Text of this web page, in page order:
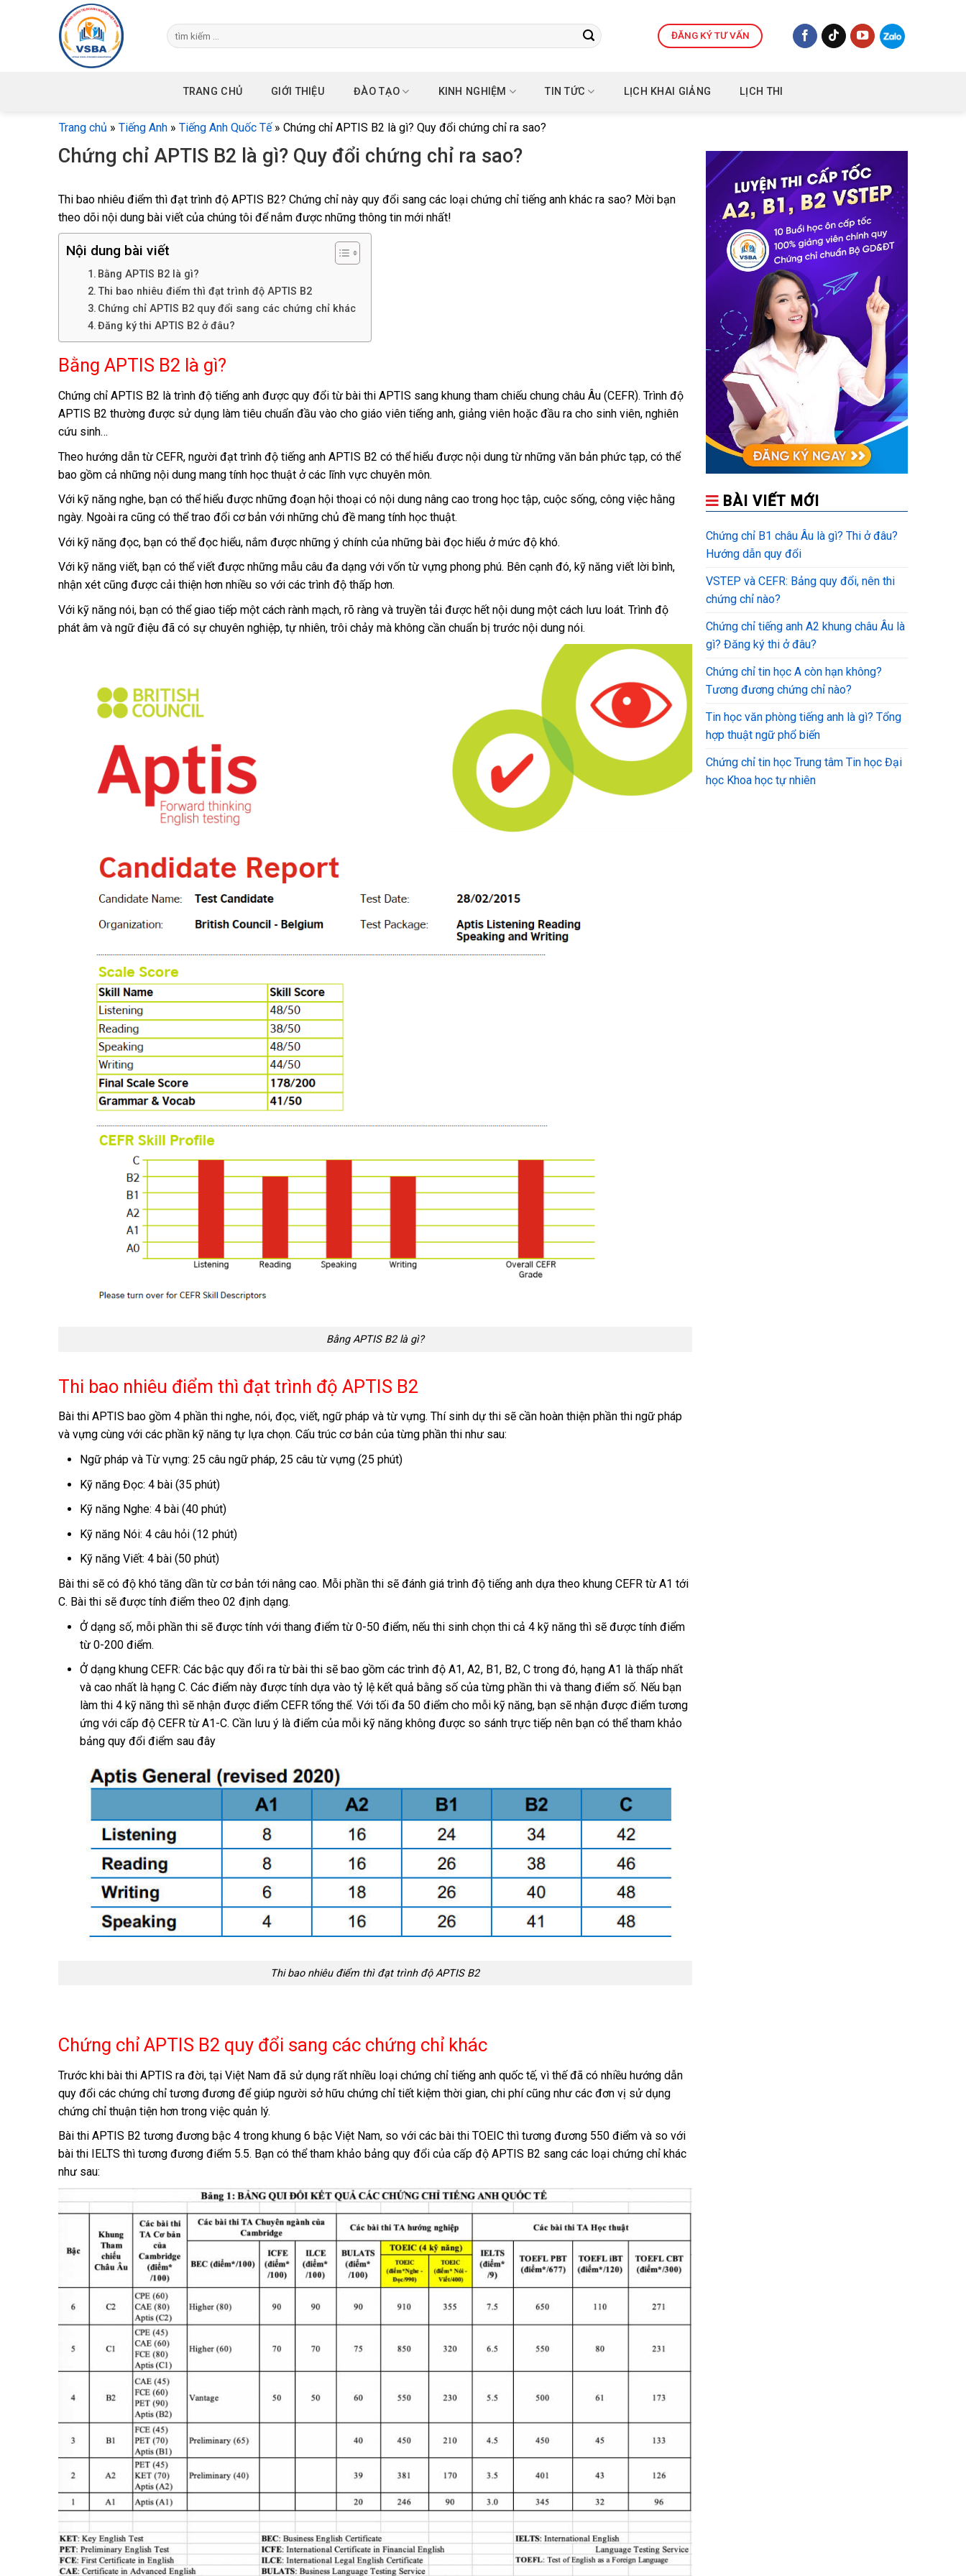
ĐĂNG KÝ TƯ VẤN
TRANG CHỦ GIỚI THIỆU ĐÀO TẠO KINH NGHIỆM TIN TỨC LỊCH KHAI GIẢNG LỊCH THI
Trang chủ » Tiếng Anh » Tiếng Anh Quốc Tế » Chứng chỉ APTIS B2 là gì? Quy đổi chứng chỉ ra sao?
Chứng chỉ APTIS B2 là gì? Quy đổi chứng chỉ ra sao?
Thi bao nhiêu điểm thì đạt trình độ APTIS B2? Chứng chỉ này quy đổi sang các loại chứng chỉ tiếng anh khác ra sao? Mời bạn
theo dõi nội dung bài viết của chúng tôi để nắm được những thông tin mới nhất!
Nội dung bài viết
Bằng APTIS B2 là gì?
Thi bao nhiêu điểm thì đạt trình độ APTIS B2
Chứng chỉ APTIS B2 quy đổi sang các chứng chỉ khác
Đăng ký thi APTIS B2 ở đâu?
Bằng APTIS B2 là gì?
Chứng chỉ APTIS B2 là trình độ tiếng anh được quy đổi từ bài thi APTIS sang khung tham chiếu chung châu Âu (CEFR). Trình độ
APTIS B2 thường được sử dụng làm tiêu chuẩn đầu vào cho giáo viên tiếng anh, giảng viên hoặc đầu ra cho sinh viên, nghiên
cứu sinh…
Theo hướng dẫn từ CEFR, người đạt trình độ tiếng anh APTIS B2 có thể hiểu được nội dung từ những văn bản phức tạp, có thể
bao gồm cả những nội dung mang tính học thuật ở các lĩnh vực chuyên môn.
Với kỹ năng nghe, bạn có thể hiểu được những đoạn hội thoại có nội dung nâng cao trong học tập, cuộc sống, công việc hằng
ngày. Ngoài ra cũng có thể trao đổi cơ bản với những chủ đề mang tính học thuật.
Với kỹ năng đọc, bạn có thể đọc hiểu, nắm được những ý chính của những bài đọc hiểu ở mức độ khó.
Với kỹ năng viết, bạn có thể viết được những mẫu câu đa dạng với vốn từ vựng phong phú. Bên cạnh đó, kỹ năng viết lời bình,
nhận xét cũng được cải thiện hơn nhiều so với các trình độ thấp hơn.
Với kỹ năng nói, bạn có thể giao tiếp một cách rành mạch, rõ ràng và truyền tải được hết nội dung một cách lưu loát. Trình độ
phát âm và ngữ điệu đã có sự chuyên nghiệp, tự nhiên, trôi chảy mà không cần chuẩn bị trước nội dung nói.
Bằng APTIS B2 là gì?
Thi bao nhiêu điểm thì đạt trình độ APTIS B2
Bài thi APTIS bao gồm 4 phần thi nghe, nói, đọc, viết, ngữ pháp và từ vựng. Thí sinh dự thi sẽ cần hoàn thiện phần thi ngữ pháp
và vựng cùng với các phần kỹ năng tự lựa chọn. Cấu trúc cơ bản của từng phần thi như sau:
Ngữ pháp và Từ vựng: 25 câu ngữ pháp, 25 câu từ vựng (25 phút)
Kỹ năng Đọc: 4 bài (35 phút)
Kỹ năng Nghe: 4 bài (40 phút)
Kỹ năng Nói: 4 câu hỏi (12 phút)
Kỹ năng Viết: 4 bài (50 phút)
Bài thi sẽ có độ khó tăng dần từ cơ bản tới nâng cao. Mỗi phần thi sẽ đánh giá trình độ tiếng anh dựa theo khung CEFR từ A1 tới
C. Bài thi sẽ được tính điểm theo 02 định dạng.
Ở dạng số, mỗi phần thi sẽ được tính với thang điểm từ 0-50 điểm, nếu thi sinh chọn thi cả 4 kỹ năng thì sẽ được tính điểm
từ 0-200 điểm.
Ở dạng khung CEFR: Các bậc quy đổi ra từ bài thi sẽ bao gồm các trình độ A1, A2, B1, B2, C trong đó, hạng A1 là thấp nhất
và cao nhất là hạng C. Các điểm này được tính dựa vào tỷ lệ kết quả bằng số của từng phần thi và thang điểm số. Nếu bạn
làm thi 4 kỹ năng thì sẽ nhận được điểm CEFR tổng thể. Với tối đa 50 điểm cho mỗi kỹ năng, bạn sẽ nhận được điểm tương
ứng với cấp độ CEFR từ A1-C. Cần lưu ý là điểm của mỗi kỹ năng không được so sánh trực tiếp nên bạn có thể tham khảo
bảng quy đổi điểm sau đây
Thi bao nhiêu điểm thì đạt trình độ APTIS B2
Chứng chỉ APTIS B2 quy đổi sang các chứng chỉ khác
Trước khi bài thi APTIS ra đời, tại Việt Nam đã sử dụng rất nhiều loại chứng chỉ tiếng anh quốc tế, vì thế đã có nhiều hướng dẫn
quy đổi các chứng chỉ tương đương để giúp người sở hữu chứng chỉ tiết kiệm thời gian, chi phí cũng như các đơn vị sử dụng
chứng chỉ thuận tiện hơn trong việc quản lý.
Bài thi APTIS B2 tương đương bậc 4 trong khung 6 bậc Việt Nam, so với các bài thi TOEIC thì tương đương 550 điểm và so với
bài thi IELTS thì tương đương điểm 5.5. Bạn có thể tham khảo bảng quy đổi của cấp độ APTIS B2 sang các loại chứng chỉ khác
như sau:
BÀI VIẾT MỚI
Chứng chỉ B1 châu Âu là gì? Thi ở đâu?
Hướng dẫn quy đổi
VSTEP và CEFR: Bảng quy đổi, nên thi
chứng chỉ nào?
Chứng chỉ tiếng anh A2 khung châu Âu là
gì? Đăng ký thi ở đâu?
Chứng chỉ tin học A còn hạn không?
Tương đương chứng chỉ nào?
Tin học văn phòng tiếng anh là gì? Tổng
hợp thuật ngữ phổ biến
Chứng chỉ tin học Trung tâm Tin học Đại
học Khoa học tự nhiên